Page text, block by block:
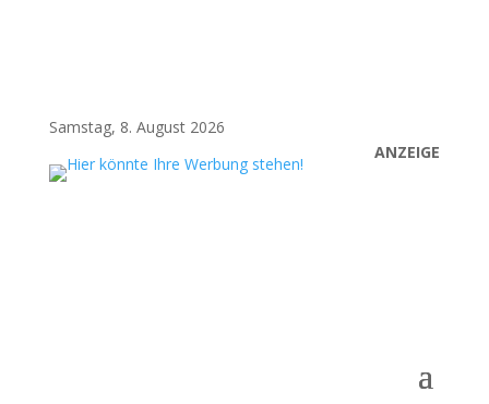
Samstag, 8. August 2026
ANZEIGE